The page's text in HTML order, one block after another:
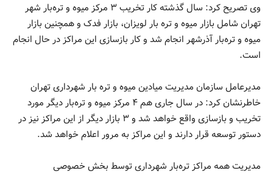
وی تصریح کرد: سال گذشته کار تخریب ۳ مرکز میوه و تره‌بار شهر
تهران شامل بازار میوه و تره بار لویزان، بازار فدک و همچنین بازار
میوه و تره‌بار آذرشهر انجام شد و کار بازسازی این مراکز در حال انجام
است.
مدیرعامل سازمان مدیریت میادین میوه و تره بار شهرداری تهران
خاطرنشان کرد: در سال جاری هم ۴ مرکز میوه و تره‌بار دیگر مورد
تخریب و بازسازی واقع خواهد شد و ۳ بازار دیگر از این مراکز نیز در
دستور توسعه قرار دارند و این مراکز به مرور اعلام خواهد شد.
مدیریت همه مراکز تره‌بار شهرداری توسط بخش خصوصی